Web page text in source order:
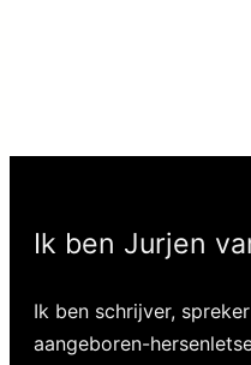
Ik ben Jurjen
Ik ben schrijver,
aangeboren-